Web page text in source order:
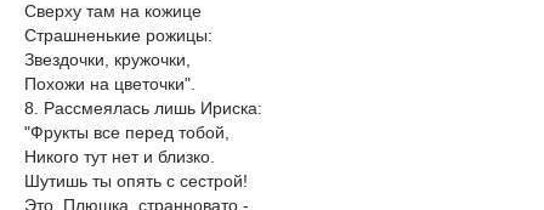
Сверху там на кожице
Страшненькие рожицы:
Звездочки, кружочки,
Похожи на цветочки".
8. Рассмеялась лишь Ириска:
"Фрукты все перед тобой,
Никого тут нет и близко.
Шутишь ты опять с сестрой!
Это, Плюшка, странновато -